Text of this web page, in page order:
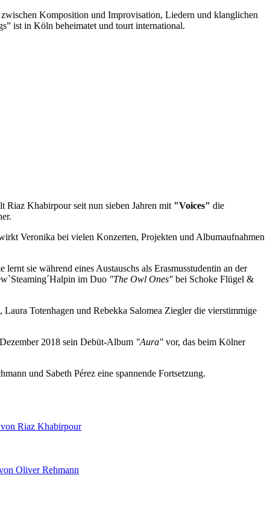
Komposition und Improvisation, Liedern und klanglichen
ist in Köln beheimatet und tourt international.
Riaz Khabirpour seit nun sieben Jahren mit "Voices" die
Veronika bei vielen Konzerten, Projekten und Albumaufnahmen
sie während eines Austauschs als Erasmusstudentin an der
im Duo "The Owl Ones" bei Schoke Flügel &
Totenhagen und Rebekka Salomea Ziegler die vierstimmige
2018 sein Debüt-Album "Aura" vor, das beim Kölner
und Sabeth Pérez eine spannende Fortsetzung.